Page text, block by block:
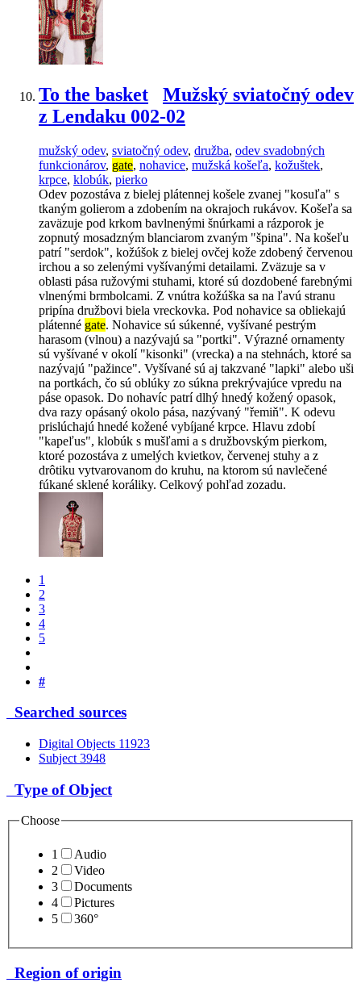
To the basket
Mužský sviatočný odev
z Lendaku 002-02
mužský odev, sviatočný odev, družba, odev svadobných
funkcionárov, gate, nohavice, mužská košeľa, kožuštek,
krpce, klobúk, pierko
Odev pozostáva z bielej plátennej košele zvanej "kosuľa" s
tkaným golierom a zdobením na okrajoch rukávov. Košeľa sa
zaväzuje pod krkom bavlnenými šnúrkami a rázporok je
zopnutý mosadzným blanciarom zvaným "špina". Na košeľu
patrí "serdok", kožúšok z bielej ovčej kože zdobený červenou
irchou a so zelenými vyšívanými detailami. Zväzuje sa v
oblasti pása ružovými stuhami, ktoré sú dozdobené farebnými
vlnenými brmbolcami. Z vnútra kožúška sa na ľavú stranu
pripína družbovi biela vreckovka. Pod nohavice sa obliekajú
plátenné gate. Nohavice sú súkenné, vyšívané pestrým
harasom (vlnou) a nazývajú sa "portki". Výrazné ornamenty
sú vyšívané v okolí "kisonki" (vrecka) a na stehnách, ktoré sa
nazývajú "pažince". Vyšívané sú aj takzvané "lapki" alebo uši
na portkách, čo sú oblúky zo súkna prekrývajúce vpredu na
páse opasok. Do nohavíc patrí dlhý hnedý kožený opasok,
dva razy opásaný okolo pása, nazývaný "řemiň". K odevu
prislúchajú hnedé kožené vybíjané krpce. Hlavu zdobí
"kapeľus", klobúk s mušľami a s družbovským pierkom,
ktoré pozostáva z umelých kvietkov, červenej stuhy a z
drôtiku vytvarovanom do kruhu, na ktorom sú navlečené
fúkané sklené koráliky. Celkový pohľad zozadu.
1
2
3
4
5
#
Searched sources
Digital Objects 11923
Subject 3948
Type of Object
Choose
1
Audio
2
Video
3
Documents
4
Pictures
5
360°
Region of origin